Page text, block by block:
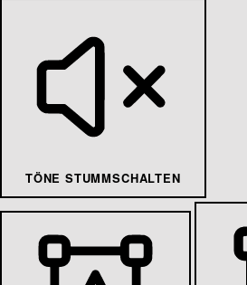
TÖNE STUMMSCHALTEN